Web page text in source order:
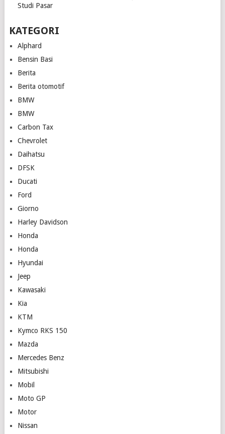
Studi Pasar
KATEGORI
Alphard
Bensin Basi
Berita
Berita otomotif
BMW
BMW
Carbon Tax
Chevrolet
Daihatsu
DFSK
Ducati
Ford
Giorno
Harley Davidson
Honda
Honda
Hyundai
Jeep
Kawasaki
Kia
KTM
Kymco RKS 150
Mazda
Mercedes Benz
Mitsubishi
Mobil
Moto GP
Motor
Nissan